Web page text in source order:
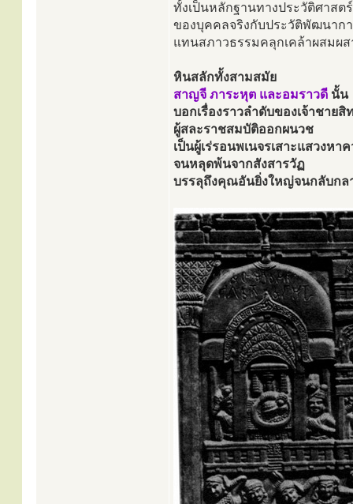
ทั้งเป็นหลักฐานทางประวัติศาสต
ของบุคคลจริงกับประวัติพัฒนา
แทนสภาวธรรมคลุกเคล้าผสมผ
หินสลักทั้งสามสมัย
สาญจี ภาระหุต และอมราวดี นั้น
บอกเรื่องราวลำดับของเจ้าชายสิ
ผู้สละราชสมบัติออกผนวช
เป็นผู้เร่รอนพเนจรเสาะแสวงหา
จนหลุดพ้นจากสังสารวัฏ
บรรลุถึงคุณอันยิ่งใหญ่จนกลับกล